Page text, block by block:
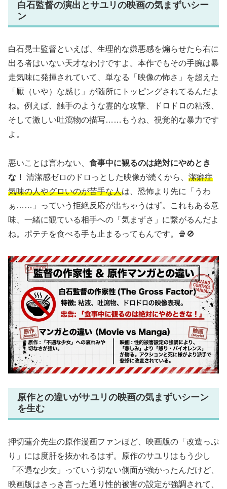
白石監督の演出とサユリの映画の気まずいシー
ン
白石晃士監督といえば、生理的な嫌悪感を煽らせたら右に
出る者はいない天才なわけですよ。本作でもその手腕は暴
走気味に発揮されていて、単なる「映像の怖さ」を超えた
「厭（いや）な感じ」が随所にトッピングされてるんだよ
ね。例えば、触手のような霊的な攻撃、ドロドロの粘液、
そして激しい吐瀉物の描写……もうね、視覚的な暴力です
よ。
悪いことは言わない、 食事中に観るのは絶対にやめとき
な！ 清潔感ゼロのドロっとした映像が続くから、 潔癖症
気味の人やグロいのが苦手な人は、恐怖より先に「うわ
ぁ……」っていう拒絶反応が出ちゃうはず。これもある意
味、一緒に観ている相手への「気まずさ」に繋がるんだよ
ね。ポテチを食べる手も止まるってもんです。🍿🚫
原作との違いがサユリの映画の気まずいシーン
を生む
押切蓮介先生の原作漫画ファンほど、映画版の「改造っぷ
り」には度肝を抜かれるはず。原作のサユリはもう少し
「不遇な少女」っていう切ない側面が強かったんだけど、
映画版はさっき言った通り性的被害の設定が強調されて、